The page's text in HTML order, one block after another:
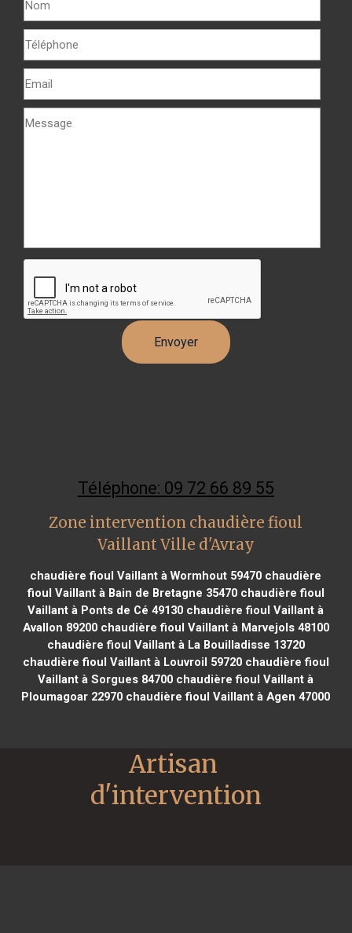
Téléphone: 09 72 66 89 55
Zone intervention chaudière fioul
Vaillant Ville d'Avray
chaudière fioul Vaillant à Wormhout 59470 chaudière
fioul Vaillant à Bain de Bretagne 35470chaudière fioul
Vaillant à Ponts de Cé 49130 chaudière fioul Vaillant à
Avallon 89200chaudière fioul Vaillant à Marvejols 48100
chaudière fioul Vaillant à La Bouilladisse 13720
chaudière fioul Vaillant à Louvroil 59720chaudière fioul
Vaillant à Sorgues 84700 chaudière fioul Vaillant à
Ploumagoar 22970 chaudière fioul Vaillant à Agen 47000
Artisan
d'intervention